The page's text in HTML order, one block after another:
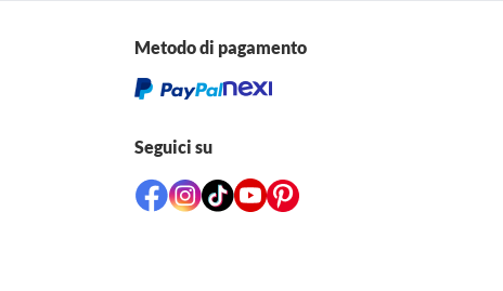
Metodo di pagamento
Seguici su